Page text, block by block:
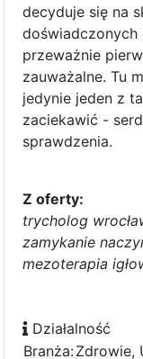
decyduje się na
doświadczonych
przeważnie
zauważalne. Tu
jedynie jeden z
zaciekawić -
sprawdzenia.
Z oferty:
trycholog
zamykanie
mezoterapia
Działalność
Branża:Zdrowie,